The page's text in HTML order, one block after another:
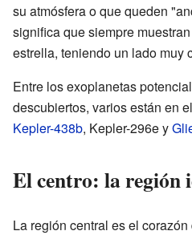
su atmósfera o que queden
significa que siempre
estrella, teniendo un lado muy
Entre los exoplanetas
descubiertos, varios están en
Kepler-438b, Kepler-296e y
El centro: la región
La región central es el